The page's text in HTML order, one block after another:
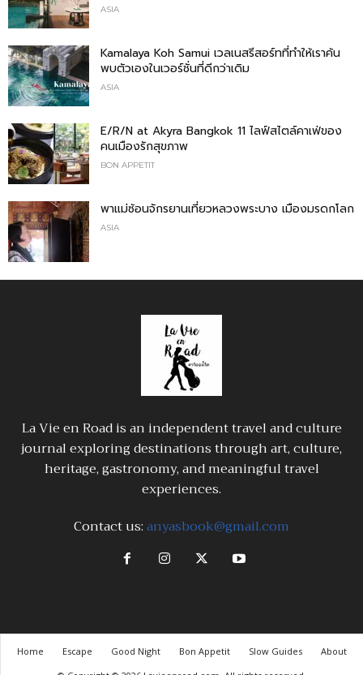
ASIA
Kamalaya Koh Samui เวลเนสรีสอร์ทที่ทำให้เราค้น
พบตัวเองในเวอร์ชั่นที่ดีกว่าเดิม
ASIA
E/R/N at Akyra Bangkok 11 ไลฟ์สไตล์คาเฟ่ของ
คนเมืองรักสุขภาพ
BON APPETIT
พาแม่ซ้อนจักรยานเที่ยวหลวงพระบาง เมืองมรดกโลก
ASIA
La Vie en Road is an independent travel and culture
journal exploring destinations through art, culture,
heritage, gastronomy, and meaningful travel
experiences.
Contact us:anyasbook@gmail.com
Home Escape Good Night Bon Appetit Slow Guides
About